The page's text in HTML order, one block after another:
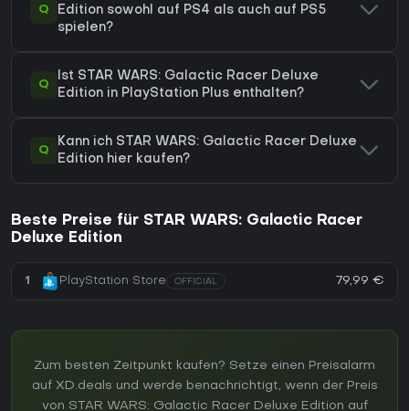
Q
Edition sowohl auf PS4 als auch auf PS5
spielen?
Q
Ist STAR WARS: Galactic Racer Deluxe
Edition in PlayStation Plus enthalten?
Q
Kann ich STAR WARS: Galactic Racer Deluxe
Edition hier kaufen?
Beste Preise für STAR WARS: Galactic Racer
Deluxe Edition
1 PlayStation Store OFFICIAL 79,99 €
Zum besten Zeitpunkt kaufen? Setze einen Preisalarm
auf XD.deals und werde benachrichtigt, wenn der Preis
von STAR WARS: Galactic Racer Deluxe Edition auf